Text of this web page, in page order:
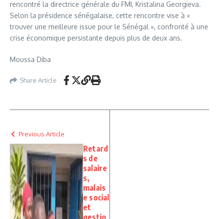
rencontré la directrice générale du FMI, Kristalina Georgieva.
Selon la présidence sénégalaise, cette rencontre vise à «
trouver une meilleure issue pour le Sénégal », confronté à une
crise économique persistante depuis plus de deux ans.
Moussa Diba
Share Article
Previous Article
Retard
s de
salaire
s,
malais
e social
et